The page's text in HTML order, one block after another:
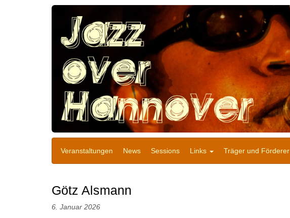
Veranstaltungen News Sessions Links Träger und Förderer
Götz Alsmann
6. Januar 2026